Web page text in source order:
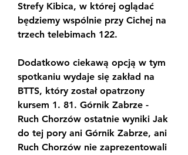
Strefy Kibica, w której oglądać
będziemy wspólnie przy Cichej na
trzech telebimach 122.
Dodatkowo ciekawą opcją w tym
spotkaniu wydaje się zakład na
BTTS, który został opatrzony
kursem 1. 81. Górnik Zabrze -
Ruch Chorzów ostatnie wyniki Jak
do tej pory ani Górnik Zabrze, ani
Ruch Chorzów nie zaprezentowali